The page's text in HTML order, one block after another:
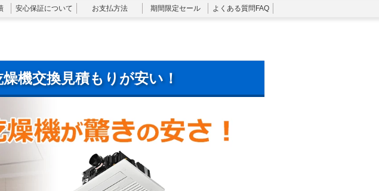
安心保証について お支払方法 期間限定セール よくある質問FAQ
機交換見積もりが安い！